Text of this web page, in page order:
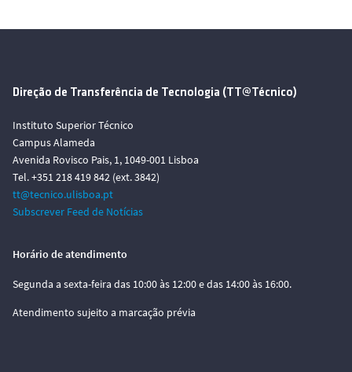
Direção de Transferência de Tecnologia (TT@Técnico)
Instituto Superior Técnico
Campus Alameda
Avenida Rovisco Pais, 1, 1049-001 Lisboa
Tel. +351 218 419 842 (ext. 3842)
tt@tecnico.ulisboa.pt
Subscrever Feed de Notícias
Horário de atendimento
Segunda a sexta-feira das 10:00 às 12:00 e das 14:00 às 16:00.
Atendimento sujeito a marcação prévia